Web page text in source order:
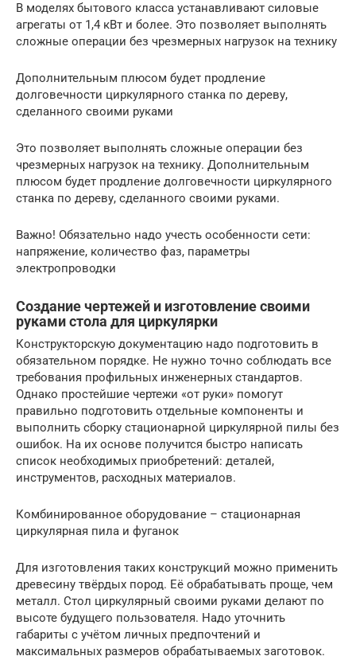
В моделях бытового класса устанавливают силовые
агрегаты от 1,4 кВт и более. Это позволяет выполнять
сложные операции без чрезмерных нагрузок на технику
Дополнительным плюсом будет продление
долговечности циркулярного станка по дереву,
сделанного своими руками
Это позволяет выполнять сложные операции без
чрезмерных нагрузок на технику. Дополнительным
плюсом будет продление долговечности циркулярного
станка по дереву, сделанного своими руками.
Важно! Обязательно надо учесть особенности сети:
напряжение, количество фаз, параметры
электропроводки
Создание чертежей и изготовление своими
руками стола для циркулярки
Конструкторскую документацию надо подготовить в
обязательном порядке. Не нужно точно соблюдать все
требования профильных инженерных стандартов.
Однако простейшие чертежи «от руки» помогут
правильно подготовить отдельные компоненты и
выполнить сборку стационарной циркулярной пилы без
ошибок. На их основе получится быстро написать
список необходимых приобретений: деталей,
инструментов, расходных материалов.
Комбинированное оборудование – стационарная
циркулярная пила и фуганок
Для изготовления таких конструкций можно применить
древесину твёрдых пород. Её обрабатывать проще, чем
металл. Стол циркулярный своими руками делают по
высоте будущего пользователя. Надо уточнить
габариты с учётом личных предпочтений и
максимальных размеров обрабатываемых заготовок.